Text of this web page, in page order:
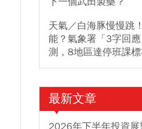
天氣／白海豚慢慢跳
能？氣象署「3字回
測，8地區達停班課
最新文章
2026年下半年投資